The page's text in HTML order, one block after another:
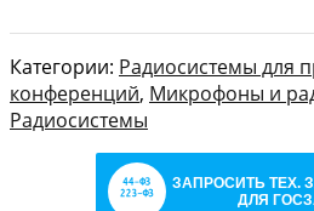
Категории: Радиосистемы для
конференций, Микрофоны и
Радиосистемы
ЗАПРОСИТЬ ТЕХ.
ДЛЯ